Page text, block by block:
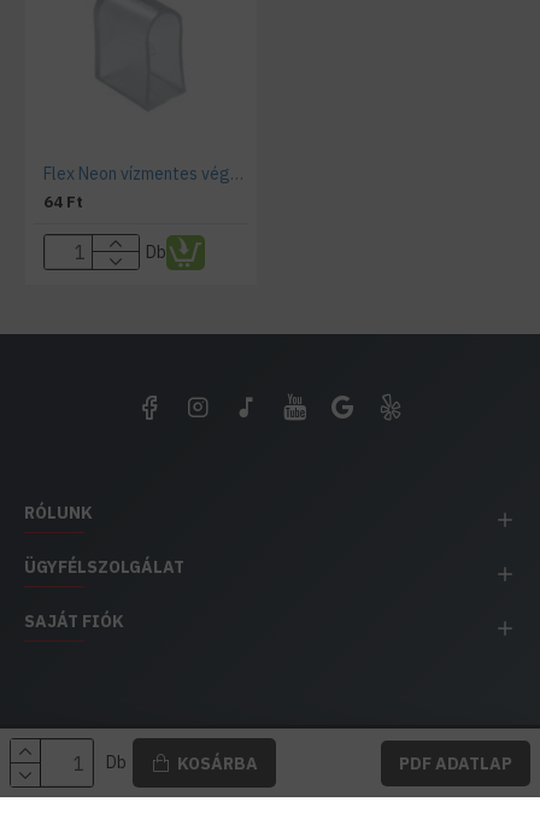
Db KOSÁRBA PDF ADATLAP
Flex Neon vízmentes végzáró
64 Ft
Db
RÓLUNK
ÜGYFÉLSZOLGÁLAT
SAJÁT FIÓK
EH IMPEX / Copyright © 1991-2025 Energia Háza